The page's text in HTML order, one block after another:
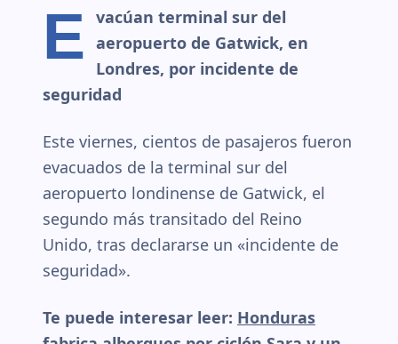
E vacúan terminal sur del
aeropuerto de Gatwick, en
Londres, por incidente de
seguridad
Este viernes, cientos de pasajeros fueron
evacuados de la terminal sur del
aeropuerto londinense de Gatwick, el
segundo más transitado del Reino
Unido, tras declararse un «incidente de
seguridad».
Te puede interesar leer: Honduras